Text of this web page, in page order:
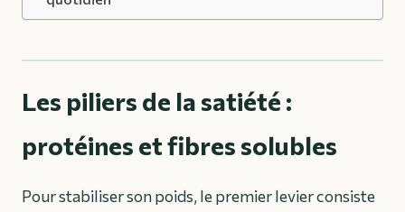
Les piliers de la satiété :
protéines et fibres solubles
Pour stabiliser son poids, le premier levier consiste